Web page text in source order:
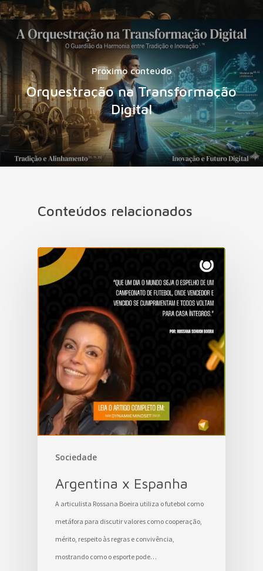
Próximo conteúdo
Orquestração na Transformação
Digital
Conteúdos relacionados
Sociedade
Argentina x Espanha
A articulista Rossana Boeira utiliza o futebol como
metáfora para discutir valores como cooperação,
mérito, respeito às regras e convivência,
mostrando como o esporte pode…